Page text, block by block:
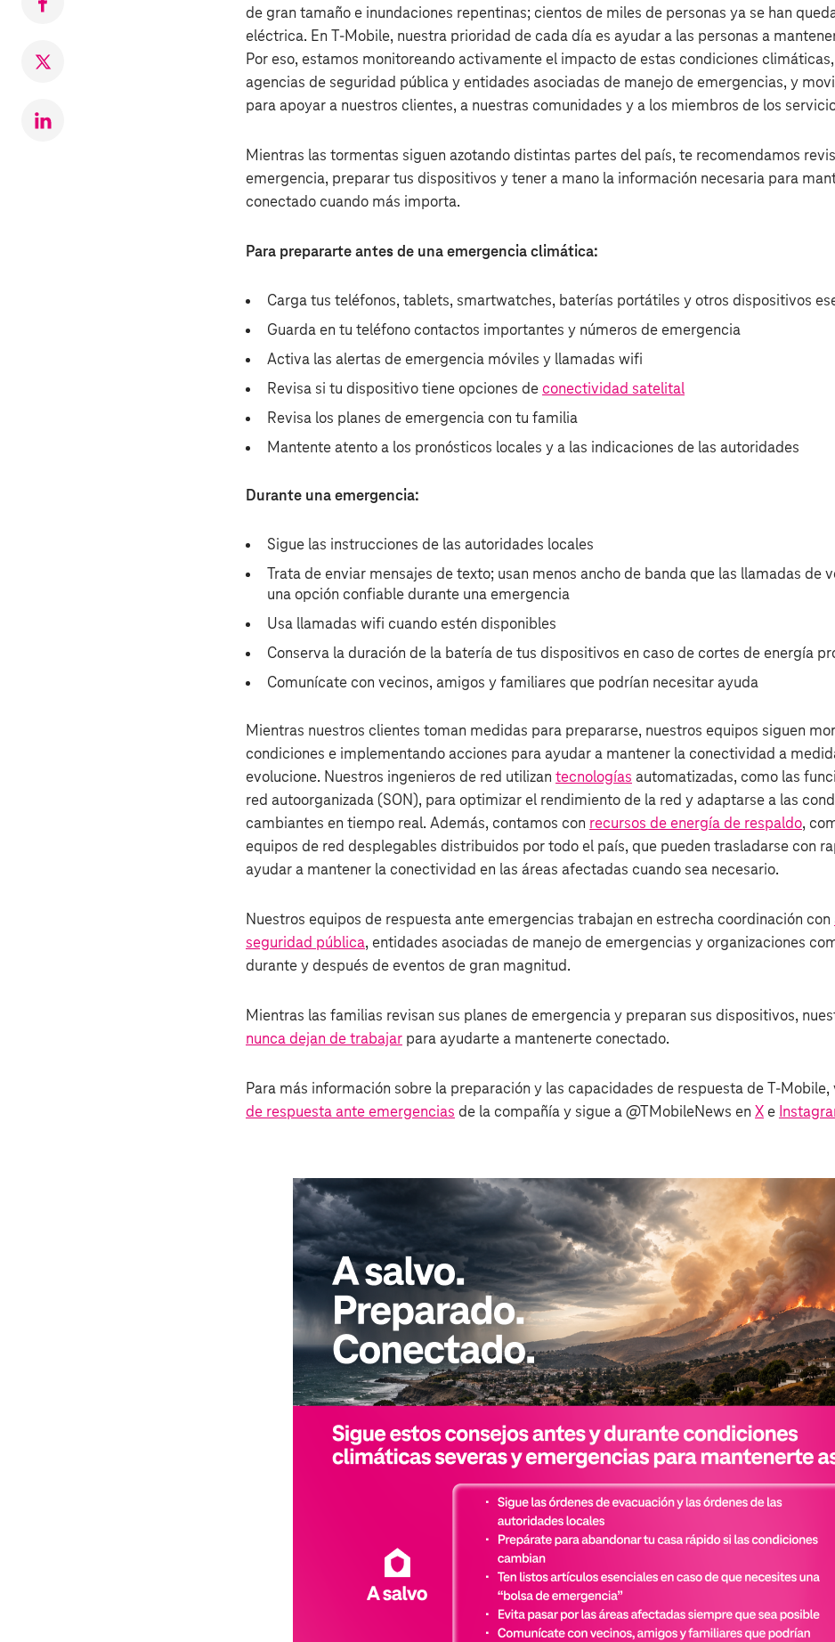
Compartir
Compartir
Compartr
de gran tamaño e inundaciones repentinas; cientos de miles de personas ya se han
eléctrica. En T‑Mobile, nuestra prioridad de cada día es ayudar a las personas a
Por eso, estamos monitoreando activamente el impacto de estas condiciones
agencias de seguridad pública y entidades asociadas de manejo de emergencias, y
para apoyar a nuestros clientes, a nuestras comunidades y a los miembros de los
Mientras las tormentas siguen azotando distintas partes del país, te recomendamos
emergencia, preparar tus dispositivos y tener a mano la información necesaria para
conectado cuando más importa.
Para prepararte antes de una emergencia climática:
Carga tus teléfonos, tablets, smartwatches, baterías portátiles y otros dispositivos
Guarda en tu teléfono contactos importantes y números de emergencia
Activa las alertas de emergencia móviles y llamadas wifi
Revisa si tu dispositivo tiene opciones de conectividad satelital
Revisa los planes de emergencia con tu familia
Mantente atento a los pronósticos locales y a las indicaciones de las autoridades
Durante una emergencia:
Sigue las instrucciones de las autoridades locales
Trata de enviar mensajes de texto; usan menos ancho de banda que las llamadas de
una opción confiable durante una emergencia
Usa llamadas wifi cuando estén disponibles
Conserva la duración de la batería de tus dispositivos en caso de cortes de energía
Comunícate con vecinos, amigos y familiares que podrían necesitar ayuda
Mientras nuestros clientes toman medidas para prepararse, nuestros equipos siguen
condiciones e implementando acciones para ayudar a mantener la conectividad a
evolucione. Nuestros ingenieros de red utilizan tecnologías automatizadas, como las
red autoorganizada (SON), para optimizar el rendimiento de la red y adaptarse a las
cambiantes en tiempo real. Además, contamos con recursos de energía de respaldo,
equipos de red desplegables distribuidos por todo el país, que pueden trasladarse con
ayudar a mantener la conectividad en las áreas afectadas cuando sea necesario.
Nuestros equipos de respuesta ante emergencias trabajan en estrecha coordinación con
seguridad pública, entidades asociadas de manejo de emergencias y organizaciones
durante y después de eventos de gran magnitud.
Mientras las familias revisan sus planes de emergencia y preparan sus dispositivos,
nunca dejan de trabajar para ayudarte a mantenerte conectado.
Para más información sobre la preparación y las capacidades de respuesta de T‑Mobile,
de respuesta ante emergencias de la compañía y sigue a @TMobileNews en X e